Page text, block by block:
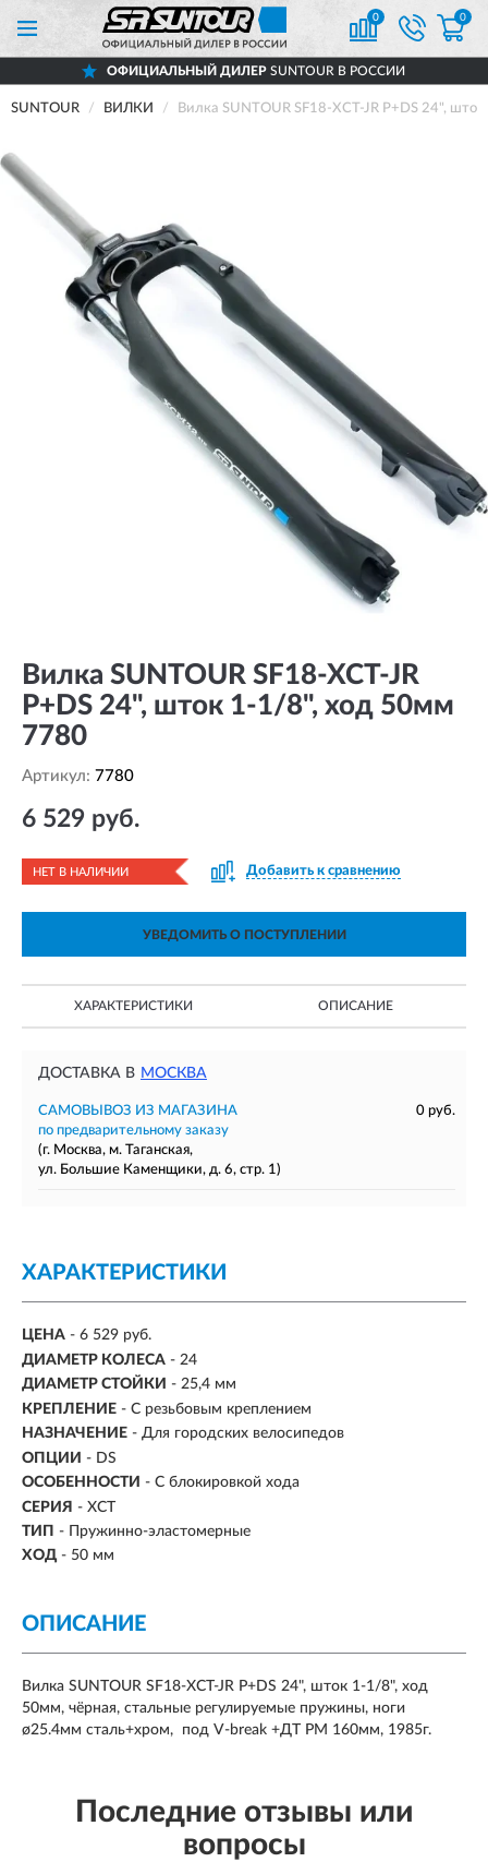
0 0
ОФИЦИАЛЬНЫЙ ДИЛЕРSUNTOUR В РОССИИ
SUNTOUR ВИЛКИ Вилка SUNTOUR SF18-XCT-JR P+DS 24",
Вилка SUNTOUR SF18-XCT-JR
P+DS 24", шток 1-1/8", ход 50мм
7780
Артикул: 7780
6 529 руб.
НЕТ В НАЛИЧИИ Добавить к сравнению
УВЕДОМИТЬ О ПОСТУПЛЕНИИ
ХАРАКТЕРИСТИКИ ОПИСАНИЕ
ДОСТАВКА В МОСКВА
САМОВЫВОЗ ИЗ МАГАЗИНА
0 руб.
по предварительному заказу
(г. Москва, м. Таганская,
ул. Большие Каменщики, д. 6, стр. 1)
ХАРАКТЕРИСТИКИ
ЦЕНА - 6 529 руб.
ДИАМЕТР КОЛЕСА - 24
ДИАМЕТР СТОЙКИ - 25,4 мм
КРЕПЛЕНИЕ - С резьбовым креплением
НАЗНАЧЕНИЕ - Для городских велосипедов
ОПЦИИ - DS
ОСОБЕННОСТИ - С блокировкой хода
СЕРИЯ - XCT
ТИП - Пружинно-эластомерные
ХОД - 50 мм
ОПИСАНИЕ
Вилка SUNTOUR SF18-XCT-JR P+DS 24", шток 1-1/8", ход
50мм, чёрная, стальные регулируемые пружины, ноги
ø25.4мм сталь+хром, под V-break +ДТ PM 160мм, 1985г.
Последние отзывы или
вопросы